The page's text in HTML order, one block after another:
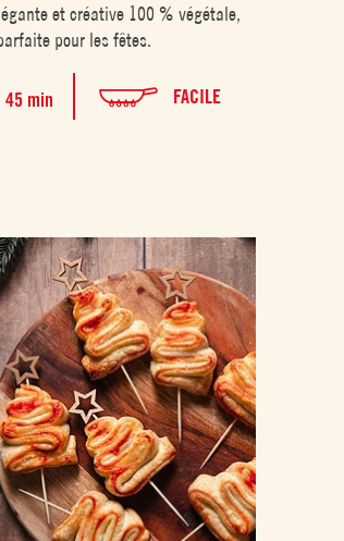
et créative 100 % végétale,
pour les fêtes.
45 min FACILE